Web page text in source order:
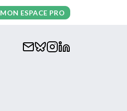
MON ESPACE PRO